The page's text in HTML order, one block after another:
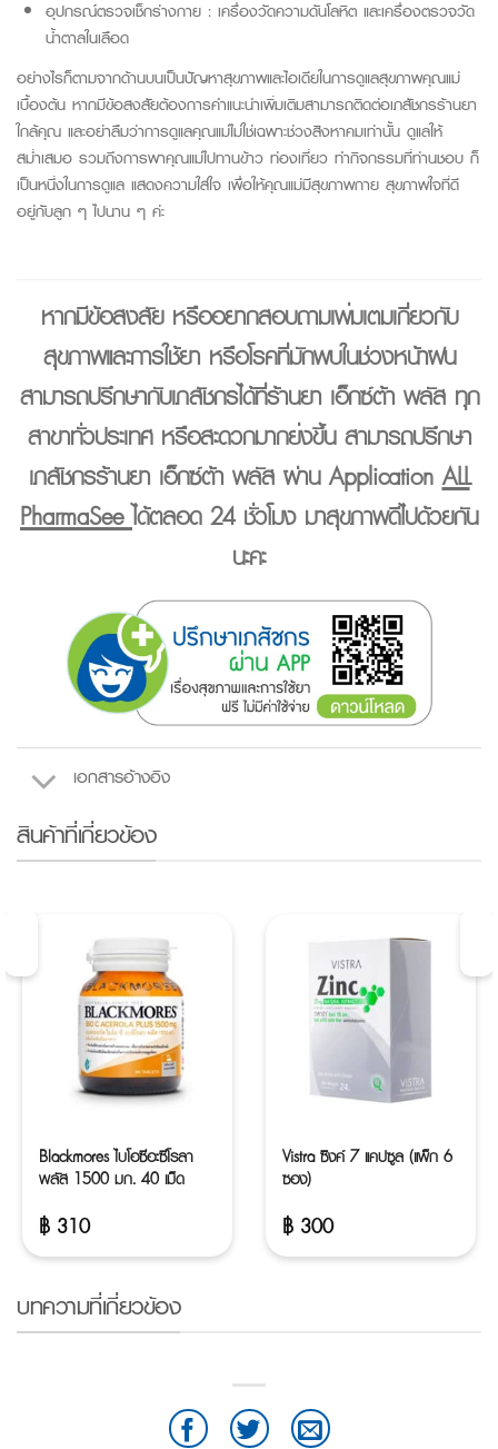
อุปกรณ์ตรวจเช็กร่างกาย : เครื่องวัดความดันโลหิต และเครื่องตรวจวัด
น้ำตาลในเลือด
อย่างไรก็ตามจากด้านบนเป็นปัญหาสุขภาพและไอเดียในการดูแลสุขภาพคุณแม่
เบื้องต้น หากมีข้อสงสัยต้องการคำแนะนำเพิ่มเติมสามารถติดต่อเภสัชกรร้านยา
ใกล้คุณ และอย่าลืมว่าการดูแลคุณแม่ไม่ใช่เฉพาะช่วงสิงหาคมเท่านั้น ดูแลให้
สม่ำเสมอ รวมถึงการพาคุณแม่ไปทานข้าว ท่องเที่ยว ทำกิจกรรมที่ท่านชอบ ก็
เป็นหนึ่งในการดูแล แสดงความใส่ใจ เพื่อให้คุณแม่มีสุขภาพกาย สุขภาพใจที่ดี
อยู่กับลูก ๆ ไปนาน ๆ ค่ะ
หากมีข้อสงสัย หรืออยากสอบถามเพิ่มเติมเกี่ยวกับ
สุขภาพและการใช้ยา หรือโรคที่มักพบในช่วงหน้าฝน
สามารถปรึกษากับเภสัชกรได้ที่ร้านยา เอ็กซ์ต้า พลัสทุก
สาขาทั่วประเทศ หรือสะดวกมากยิ่งขึ้น สามารถปรึกษา
เภสัชกรร้านยา เอ็กซ์ต้า พลัส ผ่าน ApplicationALL
PharmaSeeได้ตลอด 24 ชั่วโมง มาสุขภาพดีไปด้วยกัน
นะคะ
เอกสารอ้างอิง
สินค้าที่เกี่ยวข้อง
Blackmores ไบโอซีอะซีโรลา
พลัส 1500 มก. 40 เม็ด
฿ 310
Vistra ซิงค์ 7 แคปซูล (แพ็ก 6
ซอง)
฿ 300
บทความที่เกี่ยวข้อง